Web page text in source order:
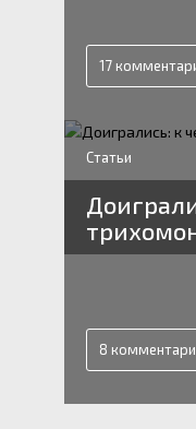
17
Статьи
8